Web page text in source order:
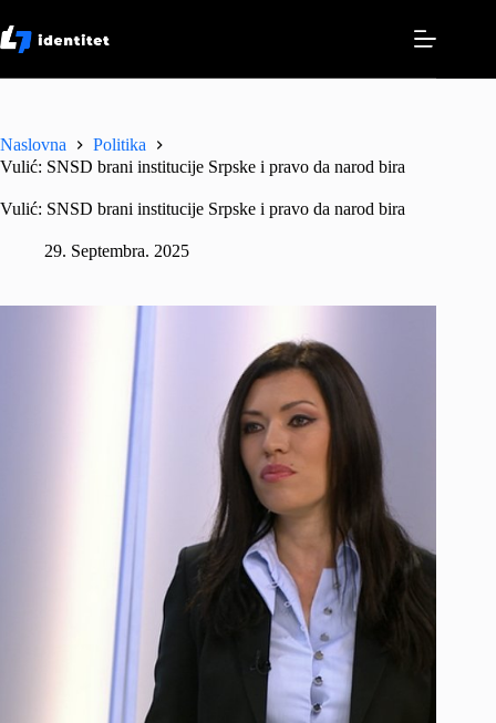
to
content
Naslovna
Politika
Vulić: SNSD brani institucije Srpske i pravo da narod bira
Vulić: SNSD brani institucije Srpske i pravo da narod bira
29. Septembra. 2025